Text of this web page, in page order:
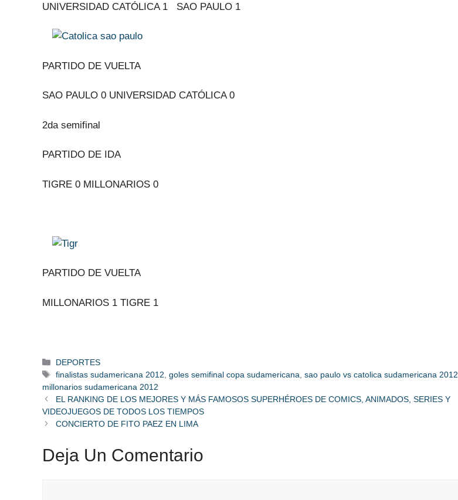
UNIVERSIDAD CATÓLICA 1 SAO PAULO 1
PARTIDO DE VUELTA
SAO PAULO 0 UNIVERSIDAD CATÓLICA 0
2da semifinal
PARTIDO DE IDA
TIGRE 0 MILLONARIOS 0
PARTIDO DE VUELTA
MILLONARIOS 1 TIGRE 1
Categorías
DEPORTES
Etiquetas
finalistas sudamericana 2012 ,goles semifinal copa sudamericana ,sao paulo vs catolica sudamericana 2012
millonarios sudamericana 2012
EL RANKING DE LOS MEJORES Y MÁS FAMOSOS SUPERHÉROES DE COMICS, ANIMADOS, SERIES Y
VIDEOJUEGOS DE TODOS LOS TIEMPOS
CONCIERTO DE FITO PAEZ EN LIMA
Deja Un Comentario